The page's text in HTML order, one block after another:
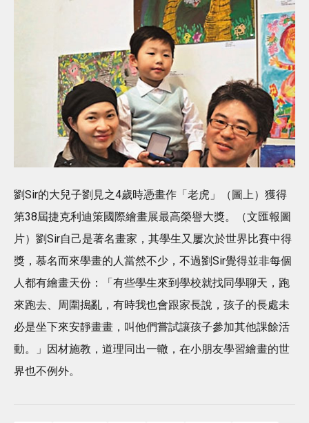
劉Sir的大兒子劉見之4歲時憑畫作「老虎」（圖上）獲得
第38屆捷克利迪策國際繪畫展最高榮譽大獎。（文匯報圖
片）劉Sir自己是著名畫家，其學生又屢次於世界比賽中得
獎，慕名而來學畫的人當然不少，不過劉Sir覺得並非每個
人都有繪畫天份：「有些學生來到學校就找同學聊天，跑
來跑去、周圍搗亂，有時我也會跟家長說，孩子的長處未
必是坐下來安靜畫畫，叫他們嘗試讓孩子參加其他課餘活
動。」因材施教，道理同出一轍，在小朋友學習繪畫的世
界也不例外。